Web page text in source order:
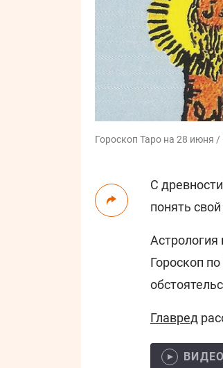
Гороскоп Таро на 28 июня
С древности
понять
Астрология
Гороскоп
Главред